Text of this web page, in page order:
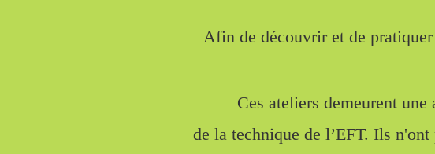
Afin de découvrir et de pratiquer
Ces ateliers demeurent
de la technique de l’EFT. Ils n'ont